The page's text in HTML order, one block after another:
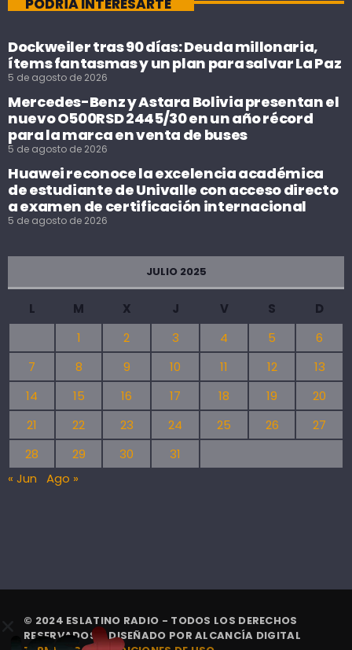
Dockweiler tras 90 días: Deuda millonaria,
ítems fantasmas y un plan para salvar La Paz
5 de agosto de 2026
Mercedes-Benz y Astara Bolivia presentan el
nuevo O500RSD 2445/30 en un año récord
para la marca en venta de buses
5 de agosto de 2026
Huawei reconoce la excelencia académica
de estudiante de Univalle con acceso directo
a examen de certificación internacional
5 de agosto de 2026
JULIO 2025
L M X J V S
D
1
2 3 4 5
6
7
8 9 10 11 12
13
14
15 16 17 18 19
20
21
22 23 24 25 26
27
28
29 30
31
« Jun
Ago »
© 2024 ESLATINO RADIO - TODOS LOS DERECHOS
RESERVADOS. | DISEÑADO PORALCANCÍA DIGITAL